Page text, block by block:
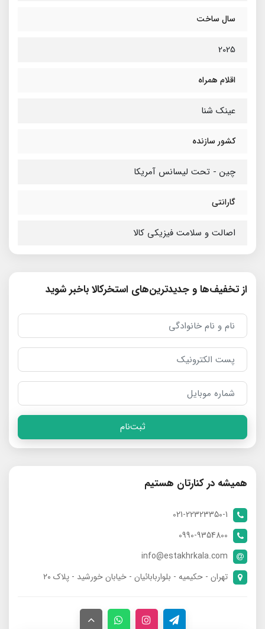
سال ساخت
2025
اقلام همراه
عینک شنا
کشور سازنده
چین - تحت لیسانس آمریکا
گارانتی
اصالت و سلامت فیزیکی کالا
از تخفیف‌ها و جدیدترین‌های استخرکالا باخبر شوید
ثبت‌نام
همیشه در کنارتان هستیم
021-22323350-1
0990-9354800
info@estakhrkala.com
تهران - حکیمیه - بلواربابائیان - خیابان خورشید - پلاک ۲۰